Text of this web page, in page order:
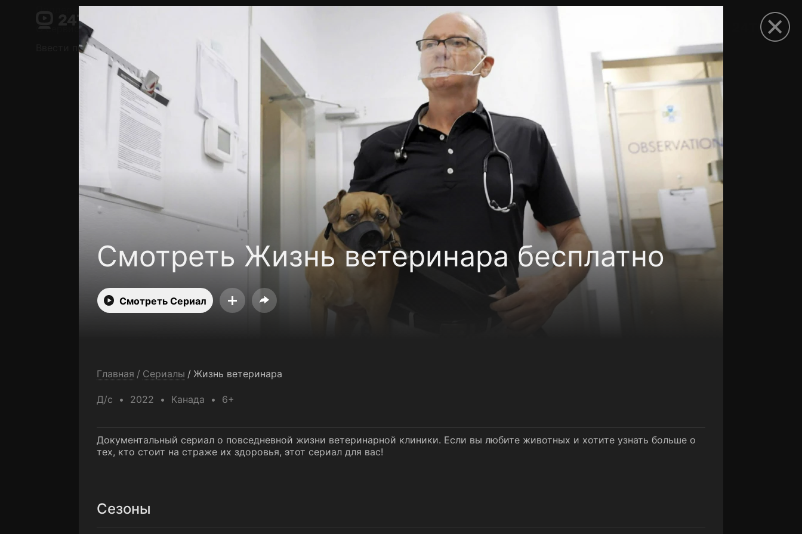
Смотреть Жизнь ветеринара бесплатно
Смотреть Сериал
Главная / Сериалы / Жизнь ветеринара
Д/с 2022 Канада 6+
Документальный сериал о повседневной жизни ветеринарной клиники. Если вы любите животных и хотите узнать больше о
тех, кто стоит на страже их здоровья, этот сериал для вас!
Сезоны
Поддержка:support@24h.tv
О сервисе
Для партнёров
Ввести промокод
Установить на ТВ Бесплатные каналы